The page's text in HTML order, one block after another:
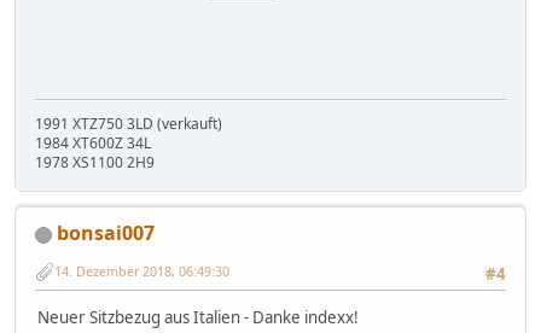
1991 XTZ750 3LD (verkauft)
1984 XT600Z 34L
1978 XS1100 2H9
bonsai007
#4
14. Dezember 2018, 06:49:30
Neuer Sitzbezug aus Italien - Danke indexx!